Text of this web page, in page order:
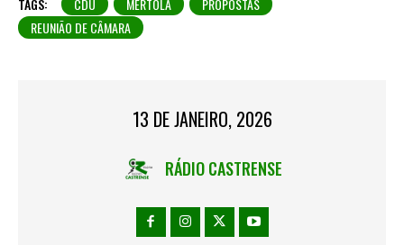
TAGS: CDU MÉRTOLA
PROPOSTAS
REUNIÃO DE CÂMARA
13 DE JANEIRO, 2026
RÁDIO CASTRENSE